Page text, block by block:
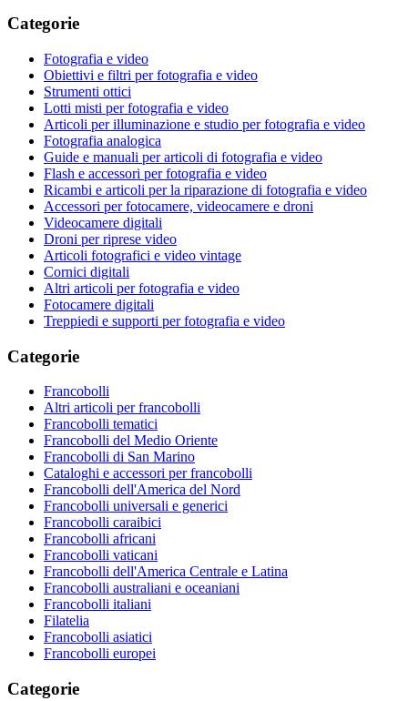
Categorie
Fotografia e video
Obiettivi e filtri per fotografia e video
Strumenti ottici
Lotti misti per fotografia e video
Articoli per illuminazione e studio per fotografia e video
Fotografia analogica
Guide e manuali per articoli di fotografia e video
Flash e accessori per fotografia e video
Ricambi e articoli per la riparazione di fotografia e video
Accessori per fotocamere, videocamere e droni
Videocamere digitali
Droni per riprese video
Articoli fotografici e video vintage
Cornici digitali
Altri articoli per fotografia e video
Fotocamere digitali
Treppiedi e supporti per fotografia e video
Categorie
Francobolli
Altri articoli per francobolli
Francobolli tematici
Francobolli del Medio Oriente
Francobolli di San Marino
Cataloghi e accessori per francobolli
Francobolli dell'America del Nord
Francobolli universali e generici
Francobolli caraibici
Francobolli africani
Francobolli vaticani
Francobolli dell'America Centrale e Latina
Francobolli australiani e oceaniani
Francobolli italiani
Filatelia
Francobolli asiatici
Francobolli europei
Categorie